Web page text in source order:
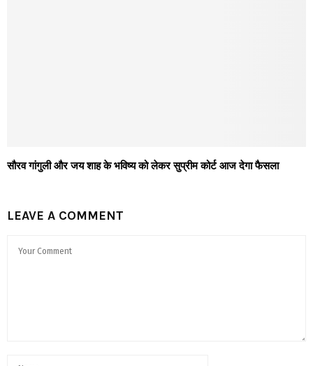
सौरव गांगुली और जय शाह के भविष्य को लेकर सुप्रीम कोर्ट आज देगा फैसला
LEAVE A COMMENT